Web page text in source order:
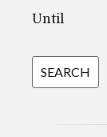
Until